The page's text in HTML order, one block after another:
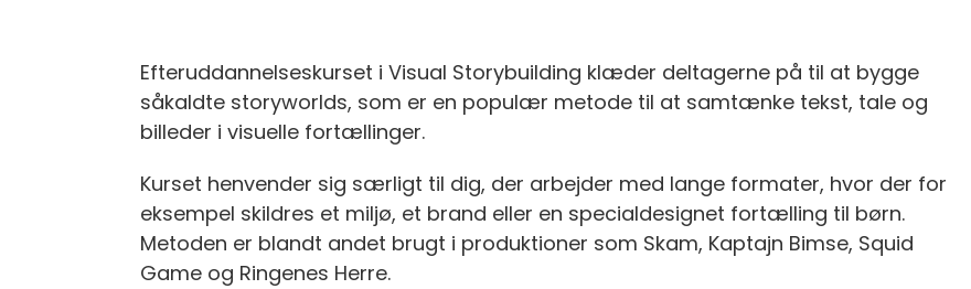
Efteruddannelseskurset i Visual Storybuilding klæder deltagerne på til at bygge
såkaldte storyworlds, som er en populær metode til at samtænke tekst, tale og
billeder i visuelle fortællinger.
Kurset henvender sig særligt til dig, der arbejder med lange formater, hvor der for
eksempel skildres et miljø, et brand eller en specialdesignet fortælling til børn.
Metoden er blandt andet brugt i produktioner som Skam, Kaptajn Bimse, Squid
Game og Ringenes Herre.